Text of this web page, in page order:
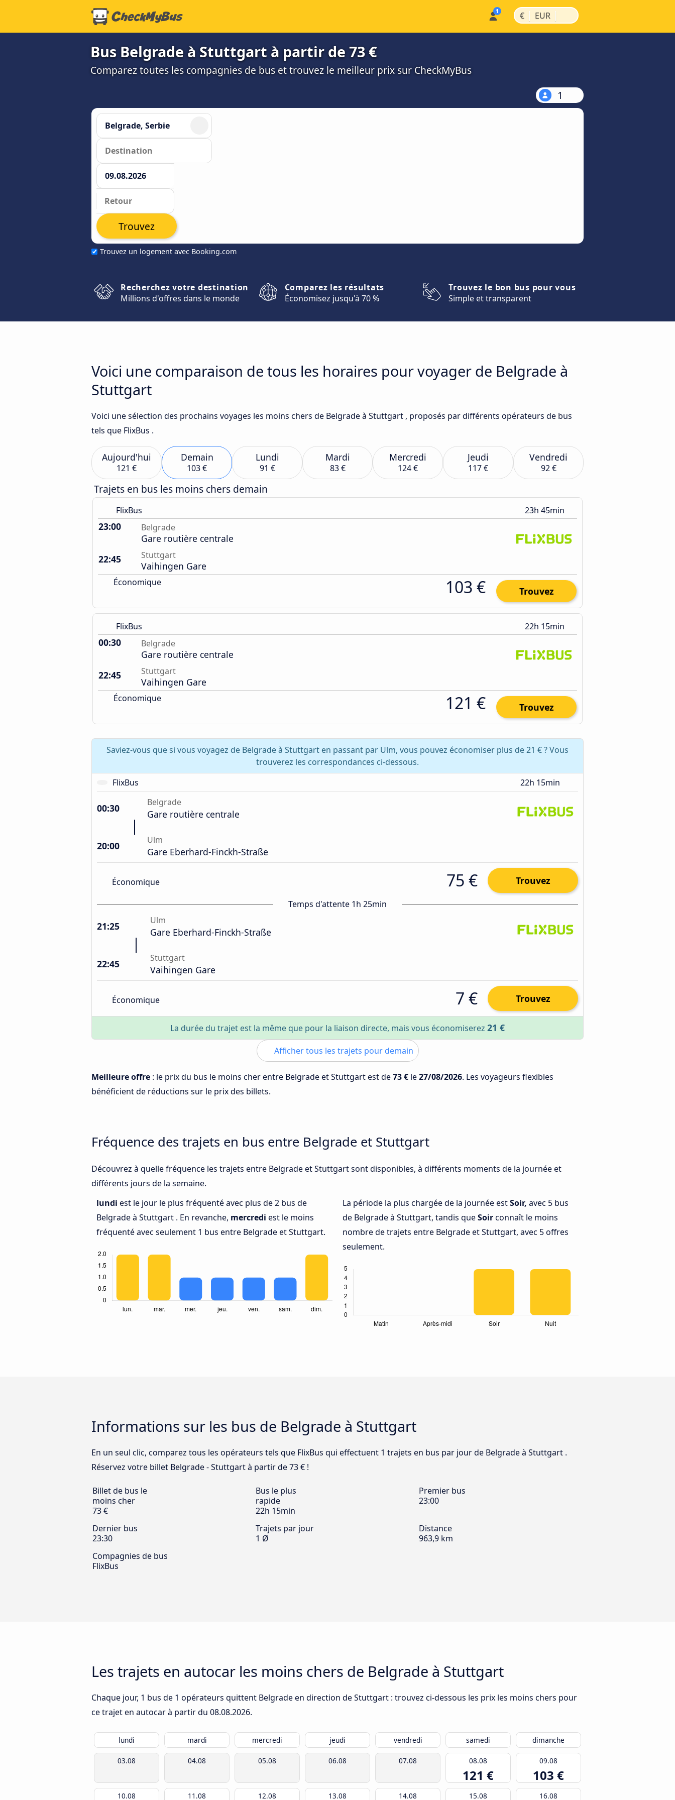
€ | EUR |
Bus Belgrade à Stuttgart à partir de 73 €
Comparez toutes les compagnies de bus et trouvez le meilleur prix sur CheckMyBus
1
Trouvez un logement avec Booking.com
Trouvez
Recherchez votre destination
Millions d'offres dans le monde
Comparez les résultats
Économisez jusqu'à 70 %
Trouvez le bon bus pour vous
Simple et transparent
Voici une comparaison de tous les horaires pour voyager de Belgrade à
Stuttgart
Voici une sélection des prochains voyages les moins chers de Belgrade à Stuttgart , proposés par différents opérateurs de bus
tels que FlixBus .
Aujourd'hui
121 €
Demain
103 €
Lundi
91 €
Mardi
83 €
Mercredi
124 €
Jeudi
117 €
Vendredi
92 €
Trajets en bus les moins chers demain
FlixBus 23h 45min
23:00 Belgrade
Gare routière centrale
22:45
Stuttgart
Vaihingen Gare
Économique 103 € Trouvez
FlixBus 22h 15min
00:30 Belgrade
Gare routière centrale
22:45
Stuttgart
Vaihingen Gare
Économique 121 € Trouvez
Saviez-vous que si vous voyagez de Belgrade à Stuttgart en passant par Ulm, vous pouvez économiser plus de 21 € ? Vous
trouverez les correspondances ci-dessous.
FlixBus
22h 15min
00:30 Belgrade
Gare routière centrale
20:00 Ulm
Gare Eberhard-Finckh-Straße
Économique 75 € Trouvez
Temps d'attente 1h 25min
21:25 Ulm
Gare Eberhard-Finckh-Straße
22:45 Stuttgart
Vaihingen Gare
Économique 7 € Trouvez
La durée du trajet est la même que pour la liaison directe, mais vous économiserez 21 €
Afficher tous les trajets pour demain
Meilleure offre : le prix du bus le moins cher entre Belgrade et Stuttgart est de73 € le27/08/2026. Les voyageurs flexibles
bénéficient de réductions sur le prix des billets.
Fréquence des trajets en bus entre Belgrade et Stuttgart
Découvrez à quelle fréquence les trajets entre Belgrade et Stuttgart sont disponibles, à différents moments de la journée et
différents jours de la semaine.
lundi est le jour le plus fréquenté avec plus de 2 bus de
Belgrade à Stuttgart . En revanche, mercredi est le moins
fréquenté avec seulement 1 bus entre Belgrade et Stuttgart.
La période la plus chargée de la journée estSoir, avec 5 bus
de Belgrade à Stuttgart, tandis queSoirconnaît le moins
nombre de trajets entre Belgrade et Stuttgart, avec 5 offres
seulement.
Informations sur les bus de Belgrade à Stuttgart
En un seul clic, comparez tous les opérateurs tels que FlixBus qui effectuent 1 trajets en bus par jour de Belgrade à Stuttgart .
Réservez votre billet Belgrade - Stuttgart à partir de 73 € !
Billet de bus le
moins cher
73 €
Bus le plus
rapide
22h 15min
Premier bus
23:00
Dernier bus
23:30
Trajets par jour
1 Ø
Distance
963,9 km
Compagnies de bus
FlixBus
Les trajets en autocar les moins chers de Belgrade à Stuttgart
Chaque jour, 1 bus de 1 opérateurs quittent Belgrade en direction de Stuttgart : trouvez ci-dessous les prix les moins chers pour
ce trajet en autocar à partir du 08.08.2026.
lundi mardi mercredi jeudi vendredi samedi dimanche
03.08 04.08 05.08 06.08 07.08 08.08
121 €
09.08
103 €
10.08 11.08 12.08 13.08 14.08 15.08 16.08